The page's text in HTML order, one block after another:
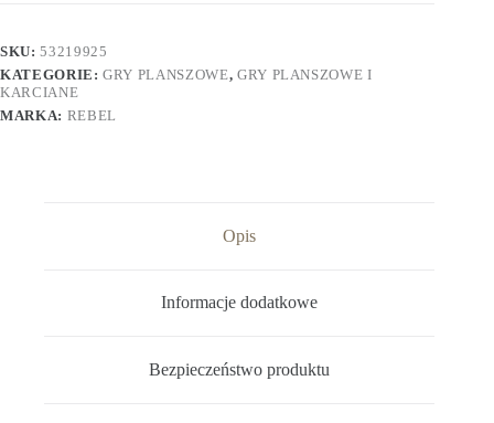
SKU:53219925
KATEGORIE:GRY PLANSZOWE, GRY PLANSZOWE I
KARCIANE
MARKA: REBEL
Opis
Informacje dodatkowe
Bezpieczeństwo produktu